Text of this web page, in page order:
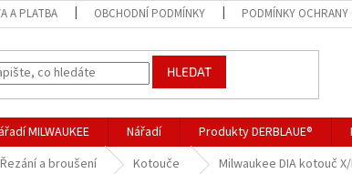
A PLATBA OBCHODNÍ PODMÍNKY PODMÍNKY OCHRANY
HLEDAT
MILWAUKEE Nářadí Produkty DERBLAUE®
Řezání a broušení Kotouče Milwaukee DIA kotouč X/